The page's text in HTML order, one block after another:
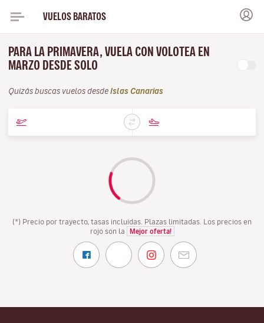
VUELOS BARATOS
PARA LA PRIMAVERA, VUELA CON VOLOTEA EN
MARZO DESDE SOLO
Quizás buscas vuelos desde Islas Canarias
(*) Precio por trayecto, tasas incluidas. Plazas limitadas. Los precios en
rojo son la
Mejor oferta!